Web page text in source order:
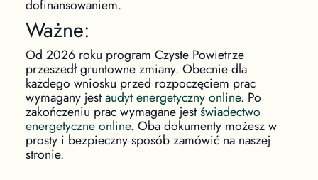
dofinansowaniem.
Ważne:
Od 2026 roku program Czyste Powietrze
przeszedł gruntowne zmiany. Obecnie dla
każdego wniosku przed rozpoczęciem prac
wymagany jestaudyt energetyczny online. Po
zakończeniu prac wymagane jestświadectwo
energetyczne online. Oba dokumenty możesz w
prosty i bezpieczny sposób zamówić na naszej
stronie.